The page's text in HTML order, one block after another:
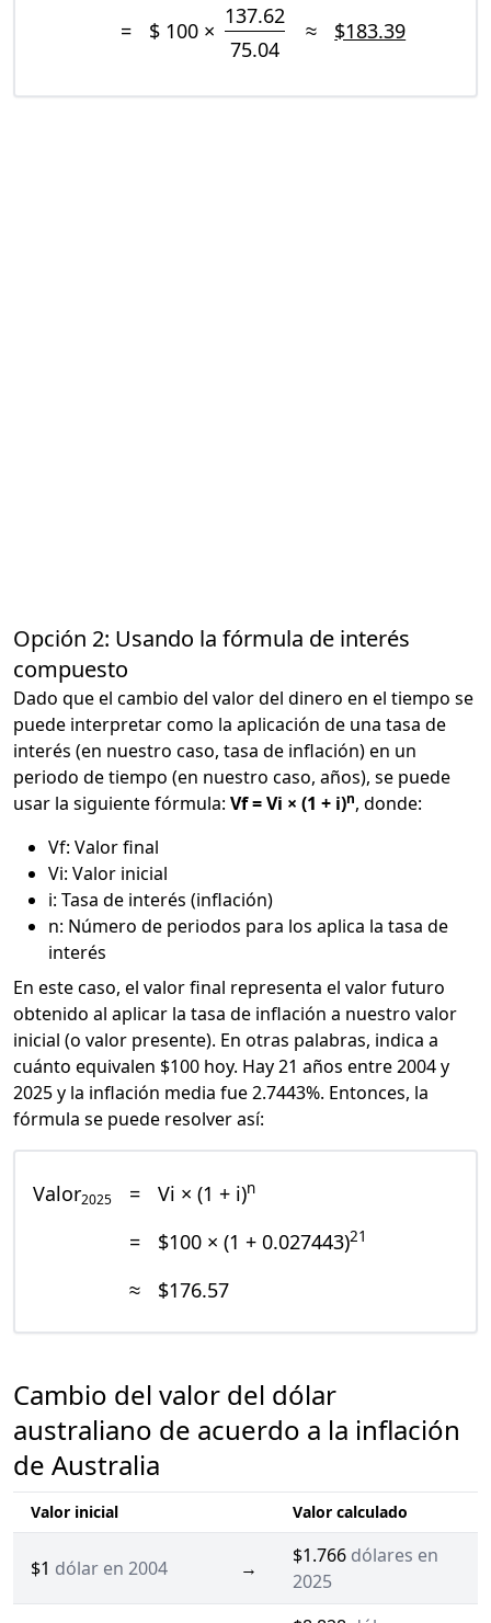
= $ 100 ×
137.62
75.04
≈ $183.39
Opción 2: Usando la fórmula de interés
compuesto
Dado que el cambio del valor del dinero en el tiempo se
puede interpretar como la aplicación de una tasa de
interés (en nuestro caso, tasa de inflación) en un
periodo de tiempo (en nuestro caso, años), se puede
usar la siguiente fórmula: Vf = Vi × (1 + i)n, donde:
Vf: Valor final
Vi: Valor inicial
i: Tasa de interés (inflación)
n: Número de periodos para los aplica la tasa de
interés
En este caso, el valor final representa el valor futuro
obtenido al aplicar la tasa de inflación a nuestro valor
inicial (o valor presente). En otras palabras, indica a
cuánto equivalen $100 hoy. Hay 21 años entre 2004 y
2025 y la inflación media fue 2.7443%. Entonces, la
fórmula se puede resolver así:
Valor2025 = Vi × (1 + i)n
= $100 × (1 + 0.027443)21
≈ $176.57
Cambio del valor del dólar
australiano de acuerdo a la inflación
de Australia
Valor inicial Valor calculado
$1 dólar en 2004 →
$1.766 dólares en
2025